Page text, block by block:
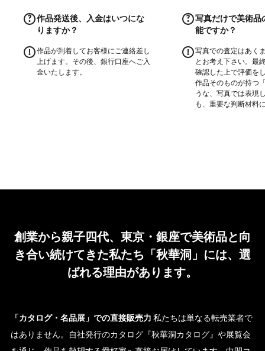
作品発送後、入金はいつにな
りますか？
作品が到着してお客様にご連絡差し
上げます。その後、銀行口座へご入
金いたします。
写真だけで美術品
能ですか？
写真での査定はあく
とお考え下さい。最
確認した上で評価を
作品そのものが持つ
うな、写真では表現
も、重要な判断材料
創業から親子四代、東京・銀座で美術品と向
き合い続けてきた私たち「秋華洞」には、選
ばれる理由があります。
「カタログ・名品展」での直接販売力 私たちは単なる転売業者で
はありません。自社発行のカタログ『秋華洞カタログ』や展覧会